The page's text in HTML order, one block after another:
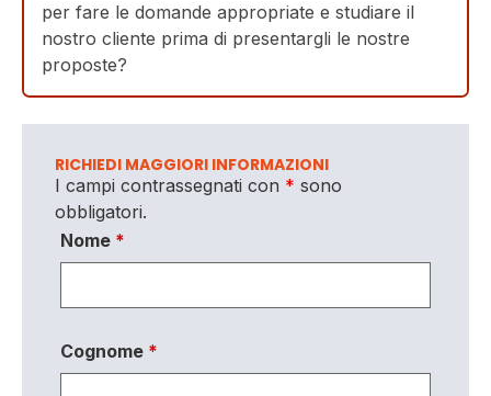
per fare le domande appropriate e studiare il
nostro cliente prima di presentargli le nostre
proposte?
RICHIEDI MAGGIORI INFORMAZIONI
I campi contrassegnati con * sono
obbligatori.
Nome *
Cognome *